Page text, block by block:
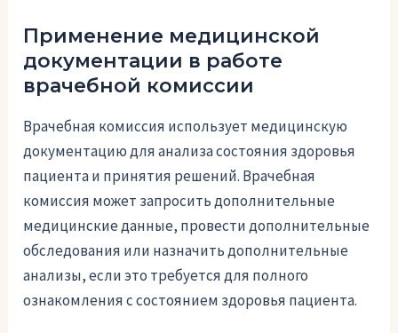
Применение медицинской
документации в работе
врачебной комиссии
Врачебная комиссия использует медицинскую
документацию для анализа состояния здоровья
пациента и принятия решений. Врачебная
комиссия может запросить дополнительные
медицинские данные, провести дополнительные
обследования или назначить дополнительные
анализы, если это требуется для полного
ознакомления с состоянием здоровья пациента.